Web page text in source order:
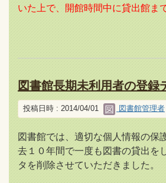
いた上で、開館時間中に貸出館ま
投稿日時 : 2014/04/01 図書館管理者
図書館では、適切な個人情報の保
去１０年間で一度も図書の貸出を
タを削除させていただきました。